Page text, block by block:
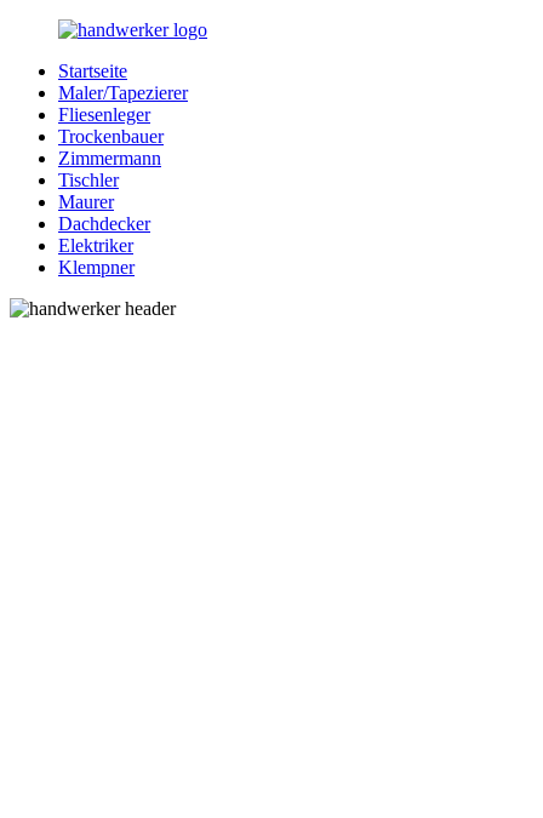
Zurück
Inhalt
Bessere-
Handwerker.de
Handwerker
Ihrer
Nähe
Startseite
Maler/Tapezierer
Fliesenleger
Trockenbauer
Zimmermann
Tischler
Maurer
Dachdecker
Elektriker
Klempner